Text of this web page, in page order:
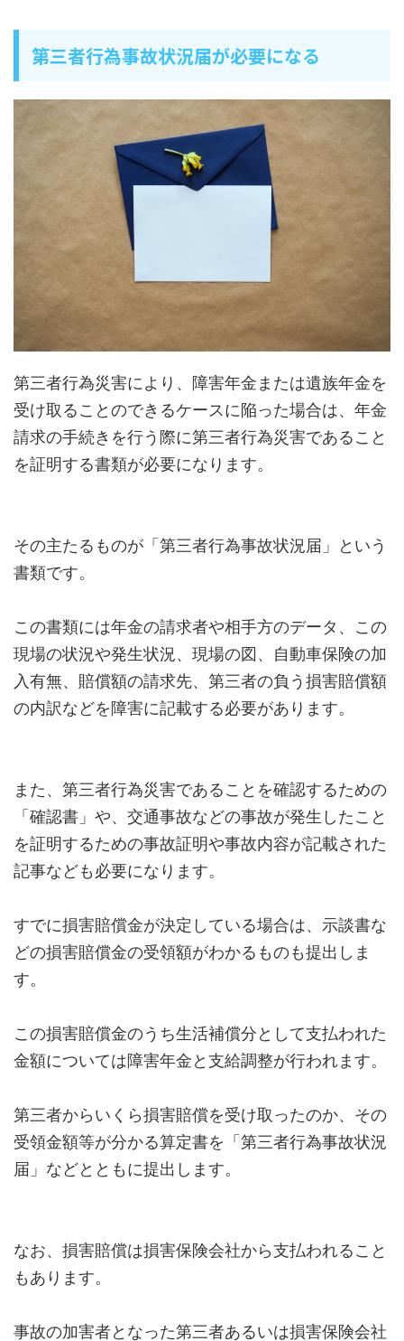
第三者行為事故状況届が必要になる
第三者行為災害により、障害年金または遺族年金を
受け取ることのできるケースに陥った場合は、年金
請求の手続きを行う際に第三者行為災害であること
を証明する書類が必要になります。
その主たるものが「第三者行為事故状況届」という
書類です。
この書類には年金の請求者や相手方のデータ、この
現場の状況や発生状況、現場の図、自動車保険の加
入有無、賠償額の請求先、第三者の負う損害賠償額
の内訳などを障害に記載する必要があります。
また、第三者行為災害であることを確認するための
「確認書」や、交通事故などの事故が発生したこと
を証明するための事故証明や事故内容が記載された
記事なども必要になります。
すでに損害賠償金が決定している場合は、示談書な
どの損害賠償金の受領額がわかるものも提出しま
す。
この損害賠償金のうち生活補償分として支払われた
金額については障害年金と支給調整が行われます。
第三者からいくら損害賠償を受け取ったのか、その
受領金額等が分かる算定書を「第三者行為事故状況
届」などとともに提出します。
なお、損害賠償は損害保険会社から支払われること
もあります。
事故の加害者となった第三者あるいは損害保険会社